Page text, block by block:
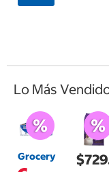
Lo Más
Grocery